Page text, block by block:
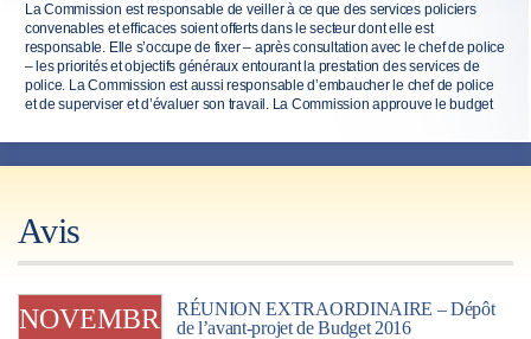
La Commission est responsable de veiller à ce que des services policiers
convenables et efficaces soient offerts dans le secteur dont elle est
responsable. Elle s’occupe de fixer – après consultation avec le chef de police
– les priorités et objectifs généraux entourant la prestation des services de
police. La Commission est aussi responsable d’embaucher le chef de police
et de superviser et d’évaluer son travail. La Commission approuve le budget
moins une fois tous les quatre ans.
Avis
NOVEMBRERÉUNION EXTRAORDINAIRE – Dépôt
de l’avant-projet de Budget 2016